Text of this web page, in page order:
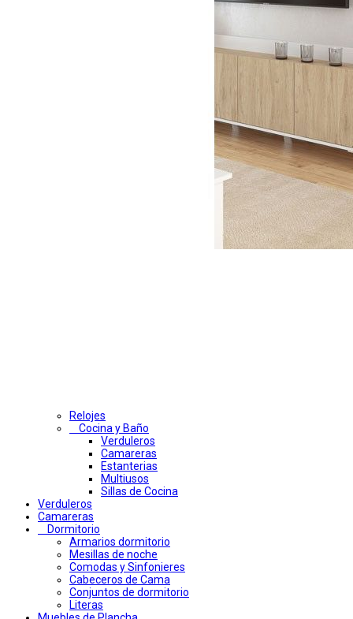
Relojes
Cocina y Baño
Verduleros
Camareras
Estanterias
Multiusos
Sillas de Cocina
Verduleros
Camareras
Dormitorio
Armarios dormitorio
Mesillas de noche
Comodas y Sinfonieres
Cabeceros de Cama
Conjuntos de dormitorio
Literas